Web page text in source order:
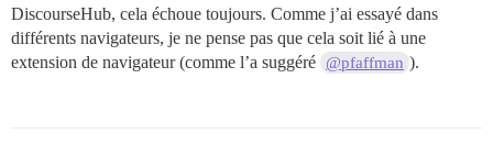
DiscourseHub, cela échoue toujours. Comme j’ai essayé dans
différents navigateurs, je ne pense pas que cela soit lié à une
extension de navigateur (comme l’a suggéré @pfaffman ).